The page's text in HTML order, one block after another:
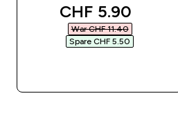
discounted price
CHF 5.90‎
War CHF 11.40‎
Spare CHF 5.50‎